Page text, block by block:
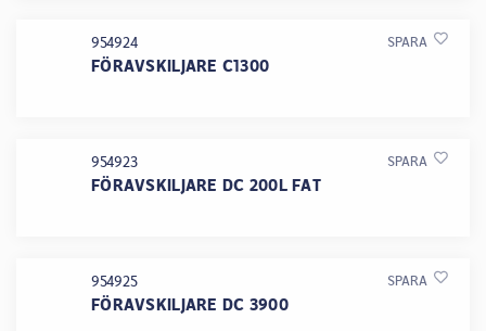
954924
FÖRAVSKILJARE C1300
SPARA
954923
FÖRAVSKILJARE DC 200L FAT
SPARA
954925
FÖRAVSKILJARE DC 3900
SPARA